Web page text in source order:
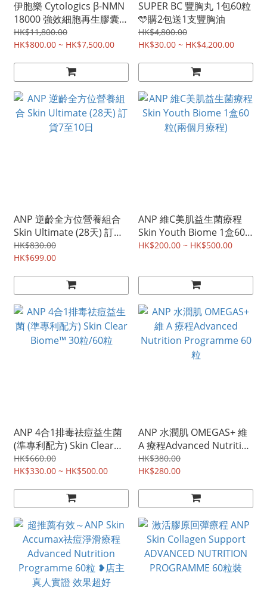
伊胞樂 Cytologics β-NMN
18000 強效細胞再生膠囊
60粒 (會員請登入後購買)
HK$11,800.00
HK$800.00 ~ HK$7,500.00
SUPER BC 豐胸丸 1包60粒
🩵購2包送1支豐胸油
HK$4,800.00
HK$30.00 ~ HK$4,200.00
ANP 逆齡全方位營養組合
Skin Ultimate (28天) 訂貨7
至10日
HK$830.00
HK$699.00
ANP 維C美肌益生菌療程
Skin Youth Biome 1盒60
粒(兩個月療程)
HK$200.00 ~ HK$500.00
ANP 4合1排毒祛痘益生菌
(準專利配方) Skin Clear
Biome™ 30粒/60粒
HK$660.00
HK$330.00 ~ HK$500.00
ANP 水潤肌 OMEGAS+ 維
A 療程Advanced Nutrition
Programme 60粒
HK$380.00
HK$280.00